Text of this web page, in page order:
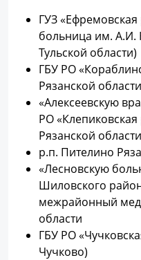
ГУЗ
больница им. А.И.
Тульской области)
ГБУ РО
Рязанской области
«Алексеевскую
РО
Рязанской области
р.п. Пителино
«Лесновскую
Шиловского
межрайонный
области
ГБУ РО
Чучково)